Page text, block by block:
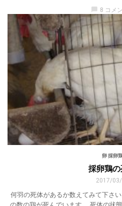
chat_bubble 8 コメ
卵 採卵
採卵鶏の
2017/
何羽の死体があるか数えてみて下さ
の数の鶏が死んでいます。 死体の状